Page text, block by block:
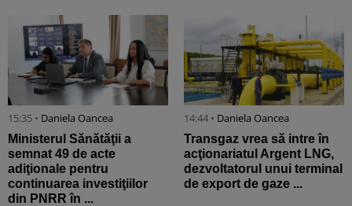
15:35 • Daniela Oancea
Ministerul Sănătăţii a
semnat 49 de acte
adiţionale pentru
continuarea investiţiilor
din PNRR în ...
14:44 • Daniela Oancea
Transgaz vrea să intre în
acţionariatul Argent LNG,
dezvoltatorul unui terminal
de export de gaze ...